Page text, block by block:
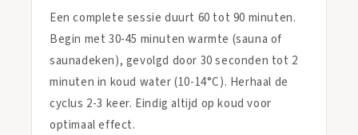
Een complete sessie duurt 60 tot 90 minuten.
Begin met 30-45 minuten warmte (sauna of
saunadeken), gevolgd door 30 seconden tot 2
minuten in koud water (10-14°C). Herhaal de
cyclus 2-3 keer. Eindig altijd op koud voor
optimaal effect.